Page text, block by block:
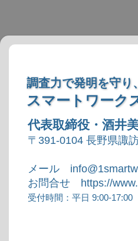
調査力で発明を守り
スマートワーク
代表取締役・酒井
〒391-0104 長野県諏
メール
お問合せ https://
受付時間：平日 9:00-17:00